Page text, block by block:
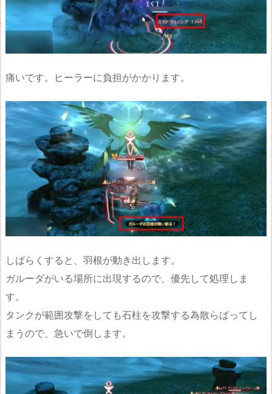
痛いです。ヒーラーに負担がかかります。
しばらくすると、羽根が動き出します。
ガルーダがいる場所に出現するので、優先して処理しま
す。
タンクが範囲攻撃をしても石柱を攻撃する為散らばってし
まうので、急いで倒します。